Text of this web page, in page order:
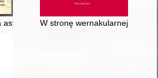
asymilacji i patriotyzmu Tatarów
W stronę wernakularnej